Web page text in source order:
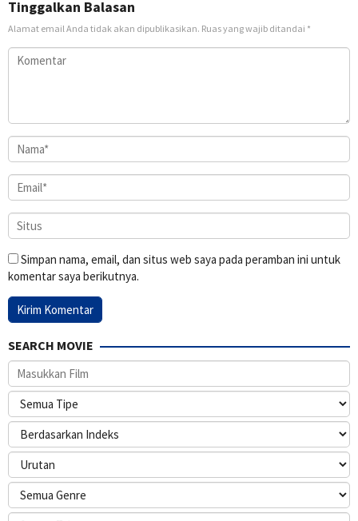
Tinggalkan Balasan
Alamat email Anda tidak akan dipublikasikan. Ruas yang wajib ditandai *
Simpan nama, email, dan situs web saya pada peramban ini untuk
komentar saya berikutnya.
SEARCH MOVIE